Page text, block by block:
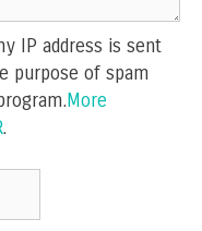
IP address is sent
purpose of spam
More
.